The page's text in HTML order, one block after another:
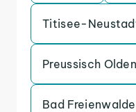
Titisee-
Preussisch
Bad Freienwalde